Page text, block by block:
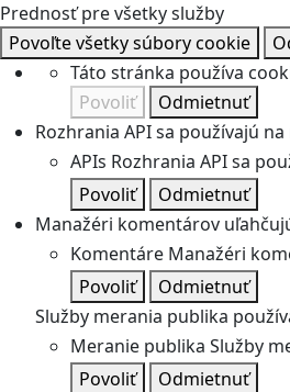
Prednosť pre všetky služby
Povoľte všetky súbory cookie
Táto stránka používa
Povoliť
Odmietnuť
Rozhrania API sa používajú
APIs Rozhrania API sa
Povoliť
Odmietnuť
Manažéri komentárov
Komentáre Manažéri
Povoliť
Odmietnuť
Služby merania publika
Meranie publika Služby
Povoliť
Odmietnuť